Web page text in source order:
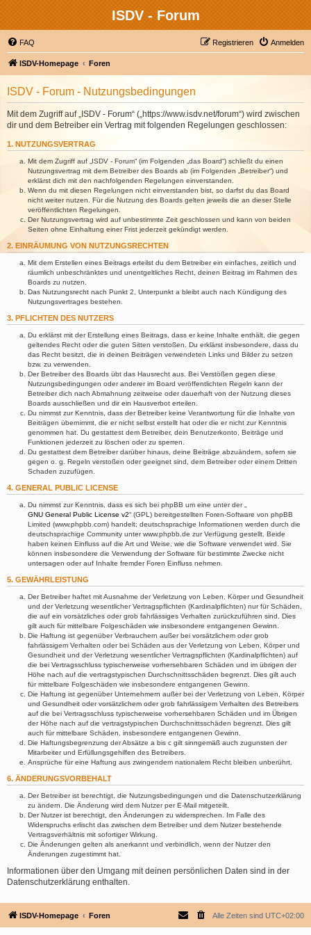
ISDV - Forum
FAQ Anmelden
Registrieren
ISDV-Homepage Foren
ISDV - Forum - Nutzungsbedingungen
Mit dem Zugriff auf „ISDV - Forum“ („https://www.isdv.net/forum“) wird zwischen
dir und dem Betreiber ein Vertrag mit folgenden Regelungen geschlossen:
1. NUTZUNGSVERTRAG
Mit dem Zugriff auf „ISDV - Forum“ (im Folgenden „das Board“) schließt du einen
Nutzungsvertrag mit dem Betreiber des Boards ab (im Folgenden „Betreiber“) und
erklärst dich mit den nachfolgenden Regelungen einverstanden.
Wenn du mit diesen Regelungen nicht einverstanden bist, so darfst du das Board
nicht weiter nutzen. Für die Nutzung des Boards gelten jeweils die an dieser Stelle
veröffentlichten Regelungen.
Der Nutzungsvertrag wird auf unbestimmte Zeit geschlossen und kann von beiden
Seiten ohne Einhaltung einer Frist jederzeit gekündigt werden.
2. EINRÄUMUNG VON NUTZUNGSRECHTEN
Mit dem Erstellen eines Beitrags erteilst du dem Betreiber ein einfaches, zeitlich und
räumlich unbeschränktes und unentgeltliches Recht, deinen Beitrag im Rahmen des
Boards zu nutzen.
Das Nutzungsrecht nach Punkt 2, Unterpunkt a bleibt auch nach Kündigung des
Nutzungsvertrages bestehen.
3. PFLICHTEN DES NUTZERS
Du erklärst mit der Erstellung eines Beitrags, dass er keine Inhalte enthält, die gegen
geltendes Recht oder die guten Sitten verstoßen. Du erklärst insbesondere, dass du
das Recht besitzt, die in deinen Beiträgen verwendeten Links und Bilder zu setzen
bzw. zu verwenden.
Der Betreiber des Boards übt das Hausrecht aus. Bei Verstößen gegen diese
Nutzungsbedingungen oder anderer im Board veröffentlichten Regeln kann der
Betreiber dich nach Abmahnung zeitweise oder dauerhaft von der Nutzung dieses
Boards ausschließen und dir ein Hausverbot erteilen.
Du nimmst zur Kenntnis, dass der Betreiber keine Verantwortung für die Inhalte von
Beiträgen übernimmt, die er nicht selbst erstellt hat oder die er nicht zur Kenntnis
genommen hat. Du gestattest dem Betreiber, dein Benutzerkonto, Beiträge und
Funktionen jederzeit zu löschen oder zu sperren.
Du gestattest dem Betreiber darüber hinaus, deine Beiträge abzuändern, sofern sie
gegen o. g. Regeln verstoßen oder geeignet sind, dem Betreiber oder einem Dritten
Schaden zuzufügen.
4. GENERAL PUBLIC LICENSE
Du nimmst zur Kenntnis, dass es sich bei phpBB um eine unter der „
GNU General Public License v2“ (GPL) bereitgestellten Foren-Software von phpBB
Limited (www.phpbb.com) handelt; deutschsprachige Informationen werden durch die
deutschsprachige Community unter www.phpbb.de zur Verfügung gestellt. Beide
haben keinen Einfluss auf die Art und Weise, wie die Software verwendet wird. Sie
können insbesondere die Verwendung der Software für bestimmte Zwecke nicht
untersagen oder auf Inhalte fremder Foren Einfluss nehmen.
5. GEWÄHRLEISTUNG
Der Betreiber haftet mit Ausnahme der Verletzung von Leben, Körper und Gesundheit
und der Verletzung wesentlicher Vertragspflichten (Kardinalpflichten) nur für Schäden,
die auf ein vorsätzliches oder grob fahrlässiges Verhalten zurückzuführen sind. Dies
gilt auch für mittelbare Folgeschäden wie insbesondere entgangenen Gewinn.
Die Haftung ist gegenüber Verbrauchern außer bei vorsätzlichem oder grob
fahrlässigem Verhalten oder bei Schäden aus der Verletzung von Leben, Körper und
Gesundheit und der Verletzung wesentlicher Vertragspflichten (Kardinalpflichten) auf
die bei Vertragsschluss typischerweise vorhersehbaren Schäden und im übrigen der
Höhe nach auf die vertragstypischen Durchschnittsschäden begrenzt. Dies gilt auch
für mittelbare Folgeschäden wie insbesondere entgangenen Gewinn.
Die Haftung ist gegenüber Unternehmern außer bei der Verletzung von Leben, Körper
und Gesundheit oder vorsätzlichem oder grob fahrlässigem Verhalten des Betreibers
auf die bei Vertragsschluss typischerweise vorhersehbaren Schäden und im Übrigen
der Höhe nach auf die vertragstypischen Durchschnittsschäden begrenzt. Dies gilt
auch für mittelbare Schäden, insbesondere entgangenen Gewinn.
Die Haftungsbegrenzung der Absätze a bis c gilt sinngemäß auch zugunsten der
Mitarbeiter und Erfüllungsgehilfen des Betreibers.
Ansprüche für eine Haftung aus zwingendem nationalem Recht bleiben unberührt.
6. ÄNDERUNGSVORBEHALT
Der Betreiber ist berechtigt, die Nutzungsbedingungen und die Datenschutzerklärung
zu ändern. Die Änderung wird dem Nutzer per E-Mail mitgeteilt.
Der Nutzer ist berechtigt, den Änderungen zu widersprechen. Im Falle des
Widerspruchs erlischt das zwischen dem Betreiber und dem Nutzer bestehende
Vertragsverhältnis mit sofortiger Wirkung.
Die Änderungen gelten als anerkannt und verbindlich, wenn der Nutzer den
Änderungen zugestimmt hat.
Informationen über den Umgang mit deinen persönlichen Daten sind in der
Datenschutzerklärung enthalten.
ISDV-Homepage Foren Alle Zeiten sind UTC+02:00